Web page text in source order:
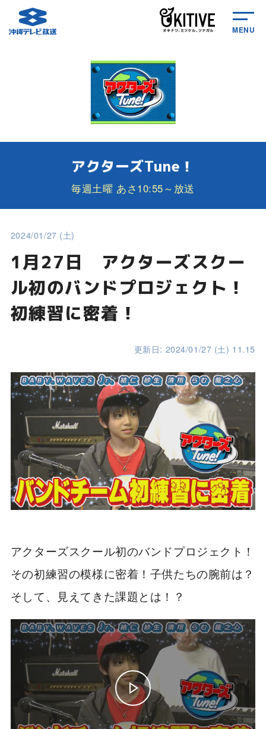
MENU
アクターズTune！
毎週土曜 あさ10:55～放送
2024/01/27 (土)
1月27日 アクターズスクー
ル初のバンドプロジェクト！
初練習に密着！
更新日: 2024/01/27 (土) 11.15
アクターズスクール初のバンドプロジェクト！
その初練習の模様に密着！子供たちの腕前は？
そして、見えてきた課題とは！？